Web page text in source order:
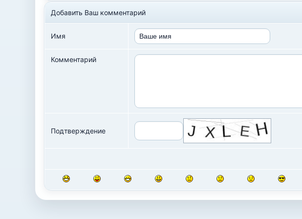
Добавить Ваш комментарий
Имя
Комментарий
Подтверждение